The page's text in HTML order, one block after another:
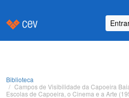
Biblioteca
Campos de Visibilidade da Capoeira
Escolas de Capoeira, o Cinema e a Arte